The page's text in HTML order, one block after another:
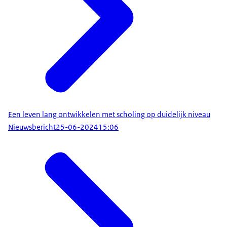
Audiobeschrijving
Download
Ministerie van Onderwijs, Cultuur en Wetenschap
Nederlands kwalificatieraamwerk NLQF.
Upbeat muziek.
Mensen van Defensie lopen over terrein en zitten
van picknick tafels.
VOICEOVER: "Hoe weet je wat een diploma of
niveau is van een opleiding, cursus of training?"
Mensen die meedoen aan een cursus.
"Daar kan je het NLQF voor gebruiken.
Het Nederlands Kwalificatieraamwerk."
Een leven lang ontwikkelen met scholing op duidelijk niveau
Nieuwsbericht25-06-202415:06